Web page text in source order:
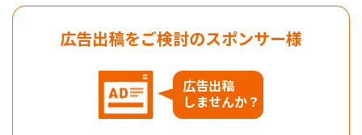
広告出稿をご検討のスポンサー様
広告出稿
しませんか？